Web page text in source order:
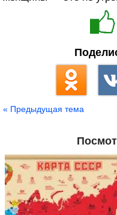
« Предыдущая тема